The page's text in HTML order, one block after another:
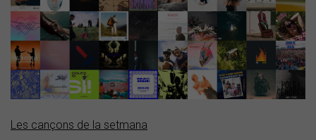
Les cançons de la setmana